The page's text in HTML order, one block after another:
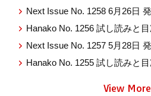
Next Issue No. 1258 6月26日
Hanako No. 1256 試し読みと
Next Issue No. 1257 5月28日
Hanako No. 1255 試し読みと
View More